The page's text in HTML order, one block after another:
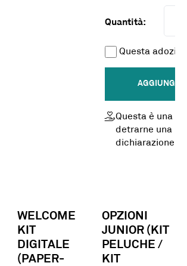
Quantità:
Questa
AGGIUNGI
Questa è una
detrarne una
dichiarazione
WELCOME
KIT
DIGITALE
(PAPER-
OPZIONI
JUNIOR (KIT
PELUCHE /
KIT